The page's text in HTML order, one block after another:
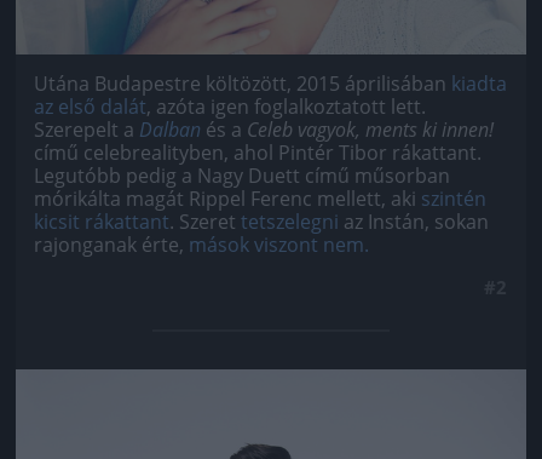
Utána Budapestre költözött, 2015 áprilisában kiadta
az első dalát, azóta igen foglalkoztatott lett.
Szerepelt a Dalban és a Celeb vagyok, ments ki innen!
című celebrealityben, ahol Pintér Tibor rákattant.
Legutóbb pedig a Nagy Duett című műsorban
mórikálta magát Rippel Ferenc mellett, aki szintén
kicsit rákattant. Szeret tetszelegni az Instán, sokan
rajonganak érte, mások viszont nem.